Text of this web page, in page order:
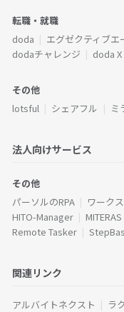
転職・就職
doda
エグゼクティブエ
dodaチャレンジ
doda X
その他
lotsful
シェアフル ミ
法人向けサービス
その他
パーソルのRPA
ワーク
HITO-Manager
MITERAS
Remote Tasker
関連リンク
アルバイトネクスト ラ